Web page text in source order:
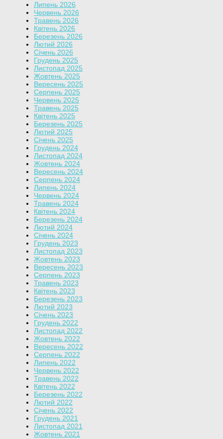
Липень 2026
Червень 2026
Травень 2026
Квітень 2026
Березень 2026
Лютий 2026
Січень 2026
Грудень 2025
Листопад 2025
Жовтень 2025
Вересень 2025
Серпень 2025
Червень 2025
Травень 2025
Квітень 2025
Березень 2025
Лютий 2025
Січень 2025
Грудень 2024
Листопад 2024
Жовтень 2024
Вересень 2024
Серпень 2024
Липень 2024
Червень 2024
Травень 2024
Квітень 2024
Березень 2024
Лютий 2024
Січень 2024
Грудень 2023
Листопад 2023
Жовтень 2023
Вересень 2023
Серпень 2023
Травень 2023
Квітень 2023
Березень 2023
Лютий 2023
Січень 2023
Грудень 2022
Листопад 2022
Жовтень 2022
Вересень 2022
Серпень 2022
Липень 2022
Червень 2022
Травень 2022
Квітень 2022
Березень 2022
Лютий 2022
Січень 2022
Грудень 2021
Листопад 2021
Жовтень 2021